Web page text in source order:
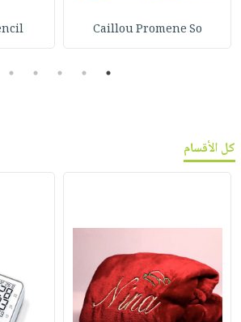
Caillou Promene So
1
2
3
4
5
كل الأقسام